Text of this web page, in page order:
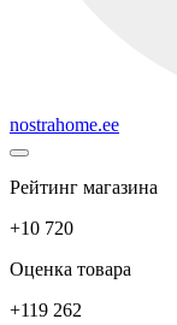
nostrahome.ee
Рейтинг магазина
+10 720
Оценка товара
+119 262